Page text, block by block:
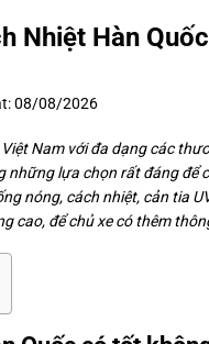
Nhiệt Hàn
08/08/2026
Nam với đa dạng các
lựa chọn rất đáng để
nóng, cách nhiệt, cản tia
cao, để chủ xe có thêm